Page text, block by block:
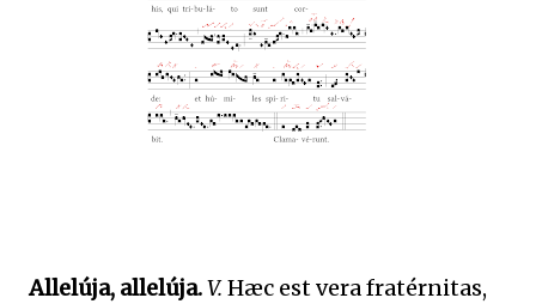
Allelúja, allelúja.V.Hæc est vera fratérnitas,